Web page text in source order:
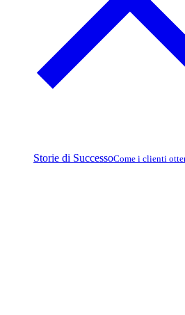
Storie di SuccessoCome i clienti